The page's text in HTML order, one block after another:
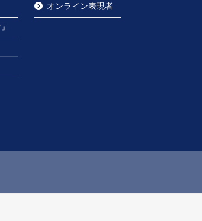
オンライン表現者